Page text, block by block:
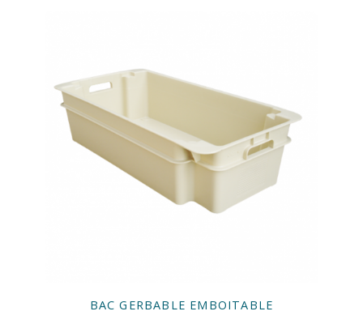
BAC GERBABLE EMBOITABLE